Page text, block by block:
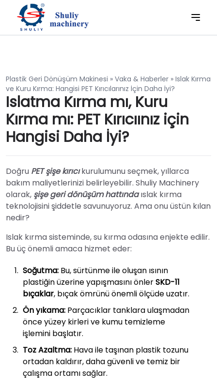
Plastik Geri Dönüşüm Makinesi » Vaka & Haberler » Islak Kırma
ve Kuru Kırma: Hangisi PET Kırıcılarınız İçin Daha İyi?
Islatma Kırma mı, Kuru
Kırma mı: PET Kırıcıınız için
Hangisi Daha İyi?
Doğru PET şişe kırıcıkurulumunu seçmek, yıllarca
bakım maliyetlerinizi belirleyebilir. Shuliy Machinery
olarak, şişe geri dönüşüm hattındaıslak kırma
teknolojisini şiddetle savunuyoruz. Ama onu üstün kılan
nedir?
Islak kırma sisteminde, su kırma odasına enjekte edilir.
Bu üç önemli amaca hizmet eder:
Soğutma: Bu, sürtünme ile oluşan ısının
plastiğin üzerine yapışmasını önlerSKD-11
bıçaklar, bıçak ömrünü önemli ölçüde uzatır.
Ön yıkama: Parçacıklar tanklara ulaşmadan
önce yüzey kirleri ve kumu temizleme
işlemini başlatır.
Toz Azaltma: Hava ile taşınan plastik tozunu
ortadan kaldırır, daha güvenli ve temiz bir
çalışma ortamı sağlar.